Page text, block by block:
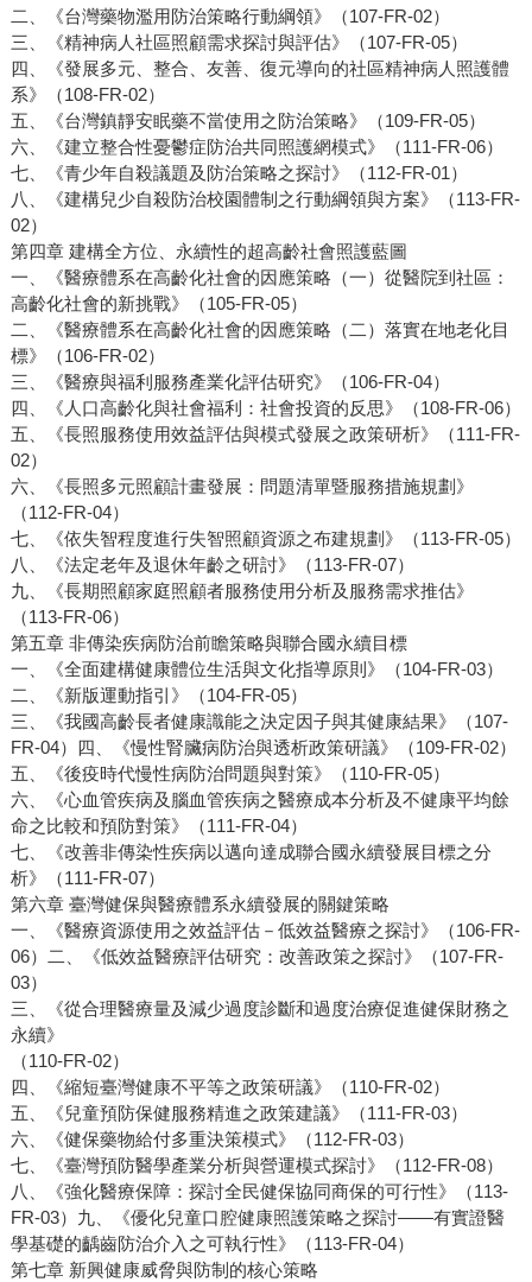
二、《台灣藥物濫用防治策略行動綱領》（107-FR-02）
三、《精神病人社區照顧需求探討與評估》（107-FR-05）
四、《發展多元、整合、友善、復元導向的社區精神病人照護體
系》（108-FR-02）
五、《台灣鎮靜安眠藥不當使用之防治策略》（109-FR-05）
六、《建立整合性憂鬱症防治共同照護網模式》（111-FR-06）
七、《青少年自殺議題及防治策略之探討》（112-FR-01）
八、《建構兒少自殺防治校園體制之行動綱領與方案》（113-FR-
02）
第四章 建構全方位、永續性的超高齡社會照護藍圖
一、《醫療體系在高齡化社會的因應策略（一）從醫院到社區：
高齡化社會的新挑戰》（105-FR-05）
二、《醫療體系在高齡化社會的因應策略（二）落實在地老化目
標》（106-FR-02）
三、《醫療與福利服務產業化評估研究》（106-FR-04）
四、《人口高齡化與社會福利：社會投資的反思》（108-FR-06）
五、《長照服務使用效益評估與模式發展之政策研析》（111-FR-
02）
六、《長照多元照顧計畫發展：問題清單暨服務措施規劃》
（112-FR-04）
七、《依失智程度進行失智照顧資源之布建規劃》（113-FR-05）
八、《法定老年及退休年齡之研討》（113-FR-07）
九、《長期照顧家庭照顧者服務使用分析及服務需求推估》
（113-FR-06）
第五章 非傳染疾病防治前瞻策略與聯合國永續目標
一、《全面建構健康體位生活與文化指導原則》（104-FR-03）
二、《新版運動指引》（104-FR-05）
三、《我國高齡長者健康識能之決定因子與其健康結果》（107-
FR-04）四、《慢性腎臟病防治與透析政策研議》（109-FR-02）
五、《後疫時代慢性病防治問題與對策》（110-FR-05）
六、《心血管疾病及腦血管疾病之醫療成本分析及不健康平均餘
命之比較和預防對策》（111-FR-04）
七、《改善非傳染性疾病以邁向達成聯合國永續發展目標之分
析》（111-FR-07）
第六章 臺灣健保與醫療體系永續發展的關鍵策略
一、《醫療資源使用之效益評估－低效益醫療之探討》（106-FR-
06）二、《低效益醫療評估研究：改善政策之探討》（107-FR-
03）
三、《從合理醫療量及減少過度診斷和過度治療促進健保財務之
永續》
（110-FR-02）
四、《縮短臺灣健康不平等之政策研議》（110-FR-02）
五、《兒童預防保健服務精進之政策建議》（111-FR-03）
六、《健保藥物給付多重決策模式》（112-FR-03）
七、《臺灣預防醫學產業分析與營運模式探討》（112-FR-08）
八、《強化醫療保障：探討全民健保協同商保的可行性》（113-
FR-03）九、《優化兒童口腔健康照護策略之探討——有實證醫
學基礎的齲齒防治介入之可執行性》（113-FR-04）
第七章 新興健康威脅與防制的核心策略